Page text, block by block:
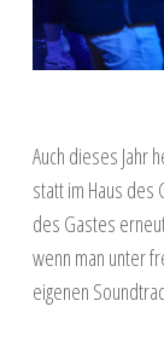
Auch dieses Jahr
statt im Haus
des Gastes
wenn man unter
eigenen